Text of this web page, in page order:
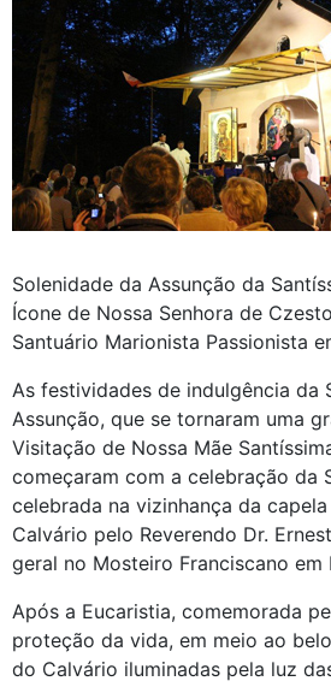
Solenidade da Assunção da
Ícone de Nossa Senhora de
Santuário Marionista Passionista
As festividades de indulgência da
Assunção, que se tornaram uma
Visitação de Nossa Mãe
começaram com a celebração da
celebrada na vizinhança da
Calvário pelo Reverendo Dr.
geral no Mosteiro Franciscano em
Após a Eucaristia, comemorada
proteção da vida, em meio ao
do Calvário iluminadas pela luz